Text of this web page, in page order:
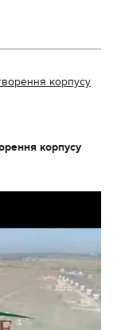
корпусу